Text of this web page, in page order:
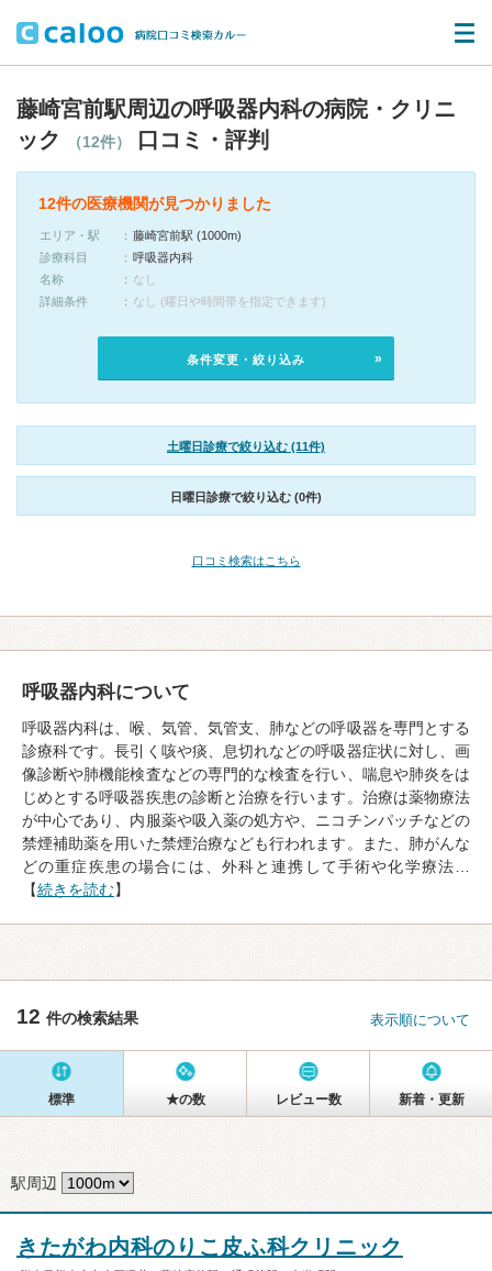
藤崎宮前駅周辺の呼吸器内科の病院・クリニ
ック
（12件） 口コミ・評判
12件の医療機関が見つかりました
エリア・駅
藤崎宮前駅 (1000m)
診療科目
呼吸器内科
名称
なし
詳細条件
なし (曜日や時間帯を指定できます)
条件変更・絞り込み
土曜日診療で絞り込む (11件)
日曜日診療で絞り込む (0件)
口コミ検索はこちら
呼吸器内科について
呼吸器内科は、喉、気管、気管支、肺などの呼吸器を専門とする
診療科です。長引く咳や痰、息切れなどの呼吸器症状に対し、画
像診断や肺機能検査などの専門的な検査を行い、喘息や肺炎をは
じめとする呼吸器疾患の診断と治療を行います。治療は薬物療法
が中心であり、内服薬や吸入薬の処方や、ニコチンパッチなどの
禁煙補助薬を用いた禁煙治療なども行われます。また、肺がんな
どの重症疾患の場合には、外科と連携して手術や化学療法…
【続きを読む】
12 件の検索結果 表示順について
標準 ★の数 レビュー数 新着・更新
駅周辺
きたがわ内科のりこ皮ふ科クリニック